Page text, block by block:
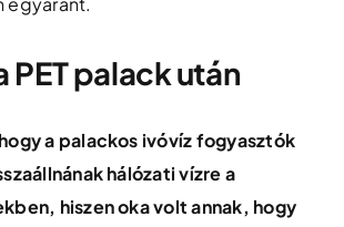
PET palack után
a palackos ivóvíz fogyasztók
hálózati vízre a
hiszen oka volt annak, hogy